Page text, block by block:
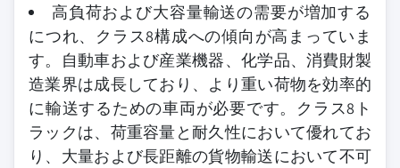
高負荷および大容量輸送の需要が増加する
につれ、クラス8構成への傾向が高まっていま
す。自動車および産業機器、化学品、消費財製
造業界は成長しており、より重い荷物を効率的
に輸送するための車両が必要です。クラス8ト
ラックは、荷重容量と耐久性において優れてお
り、大量および長距離の貨物輸送において不可